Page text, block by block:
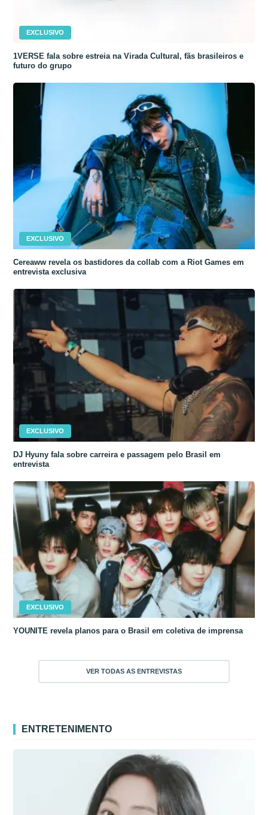
EXCLUSIVO
1VERSE fala sobre estreia na Virada Cultural, fãs brasileiros e
futuro do grupo
EXCLUSIVO
Cereaww revela os bastidores da collab com a Riot Games em
entrevista exclusiva
EXCLUSIVO
DJ Hyuny fala sobre carreira e passagem pelo Brasil em
entrevista
EXCLUSIVO
YOUNITE revela planos para o Brasil em coletiva de imprensa
VER TODAS AS ENTREVISTAS
ENTRETENIMENTO